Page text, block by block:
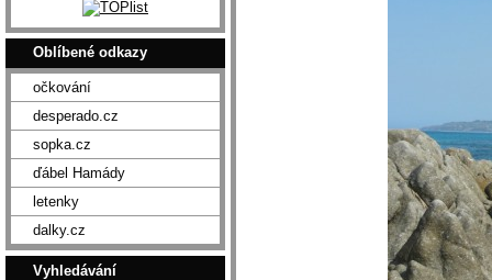
Oblíbené odkazy
očkování
desperado.cz
sopka.cz
ďábel Hamády
letenky
dalky.cz
Vyhledávání